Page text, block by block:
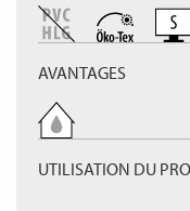
AVANTAGES
UTILISATION DU